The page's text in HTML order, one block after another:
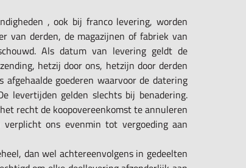
, ook bij franco levering, worden
van derden, de magazijnen of fabriek van
Als datum van levering geldt de
hetzij door ons, hetzijn door derden
goederen waarvoor de datering
levertijden gelden slechts bij benadering.
recht de koopovereenkomst te annuleren
ons evenmin tot vergoeding aan
dan wel achtereenvolgens in gedeelten